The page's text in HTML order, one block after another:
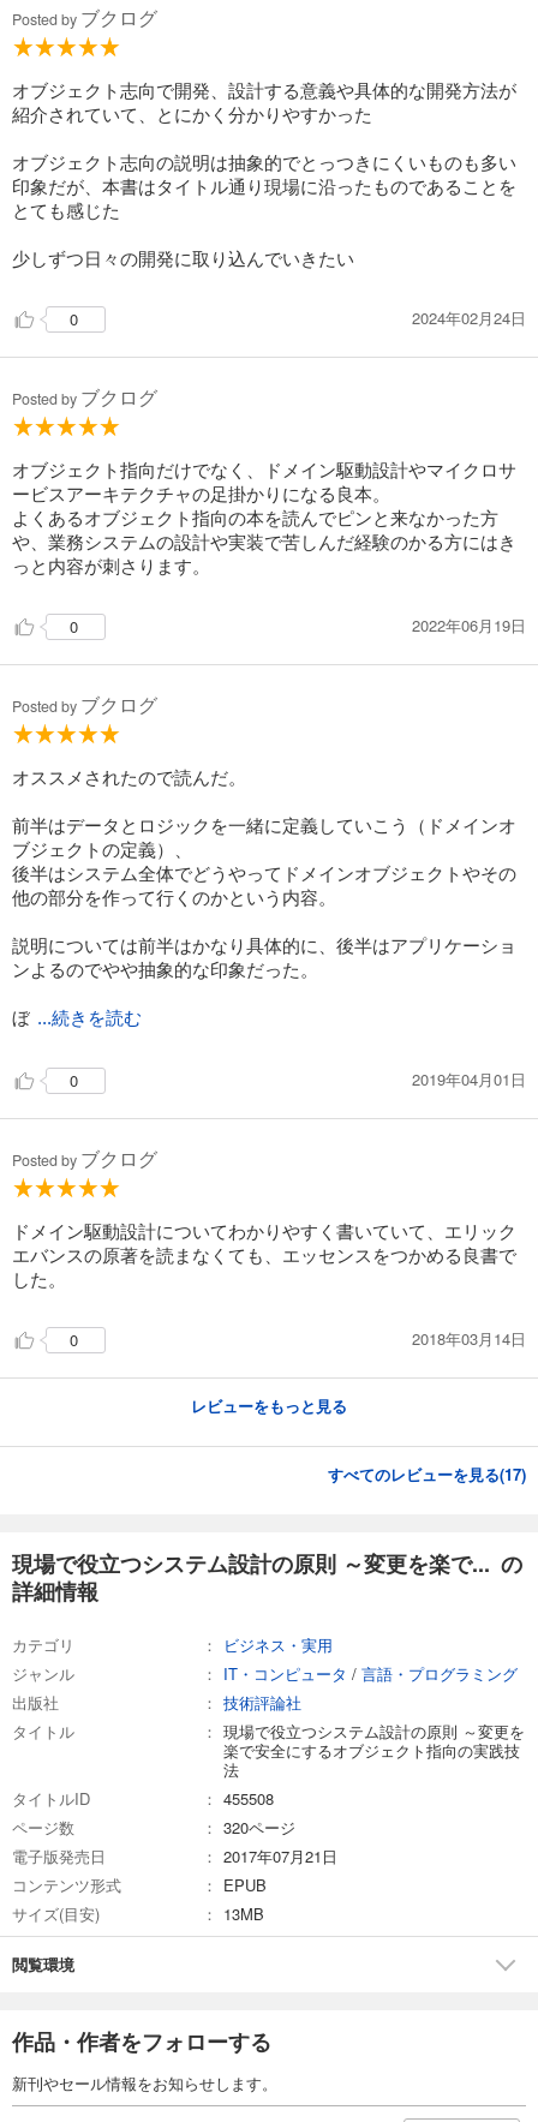
Posted by ブクログ
オブジェクト志向で開発、設計する意義や具体的な開発方法が
紹介されていて、とにかく分かりやすかった
オブジェクト志向の説明は抽象的でとっつきにくいものも多い
印象だが、本書はタイトル通り現場に沿ったものであることを
とても感じた
少しずつ日々の開発に取り込んでいきたい
0 2024年02月24日
Posted by ブクログ
オブジェクト指向だけでなく、ドメイン駆動設計やマイクロサ
ービスアーキテクチャの足掛かりになる良本。
よくあるオブジェクト指向の本を読んでピンと来なかった方
や、業務システムの設計や実装で苦しんだ経験のかる方にはき
っと内容が刺さります。
0 2022年06月19日
Posted by ブクログ
オススメされたので読んだ。
前半はデータとロジックを一緒に定義していこう（ドメインオ
ブジェクトの定義）、
後半はシステム全体でどうやってドメインオブジェクトやその
他の部分を作って行くのかという内容。
説明については前半はかなり具体的に、後半はアプリケーショ
ンよるのでやや抽象的な印象だった。
ぼ ...続きを読む
0 2019年04月01日
Posted by ブクログ
ドメイン駆動設計についてわかりやすく書いていて、エリック
エバンスの原著を読まなくても、エッセンスをつかめる良書で
した。
0 2018年03月14日
レビューをもっと見る
すべてのレビューを見る(17)
現場で役立つシステム設計の原則 ～変更を楽で... の
詳細情報
カテゴリ
ビジネス・実用
ジャンル
IT・コンピュータ / 言語・プログラミング
出版社
技術評論社
タイトル
現場で役立つシステム設計の原則 ～変更を
楽で安全にするオブジェクト指向の実践技
法
タイトルID
455508
ページ数
320ページ
電子版発売日
2017年07月21日
コンテンツ形式
EPUB
サイズ(目安)
13MB
閲覧環境
作品・作者をフォローする
新刊やセール情報をお知らせします。